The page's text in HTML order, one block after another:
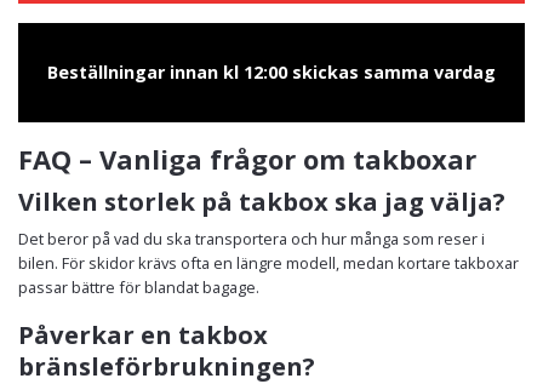
Beställningar innan kl 12:00 skickas samma vardag
FAQ – Vanliga frågor om takboxar
Vilken storlek på takbox ska jag välja?
Det beror på vad du ska transportera och hur många som reser i
bilen. För skidor krävs ofta en längre modell, medan kortare takboxar
passar bättre för blandat bagage.
Påverkar en takbox
bränsleförbrukningen?